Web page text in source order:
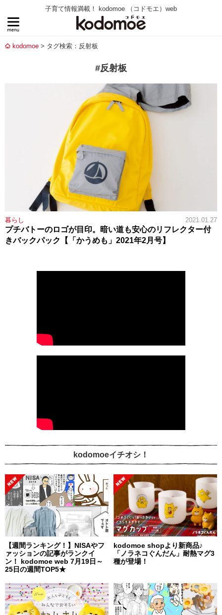
子育て情報満載！ kodomoe （コドモエ）web
kodomoe タグ検索：反射板
#反射板
暮らし 2021.01.27
プチバトーのロゴが目印。暗い道も安心のリフレクター付
きバックパック【「かうめも」2021年2月号】
kodomoeイチオシ！
【週間ランキング！】NISAやフ
ァッションの記事がランクイ
ン！ kodomoe web 7月19日～
25日の週間TOP5★
kodomoe shopより新商品♪
「ノラネコぐんだん」耐熱マグ3
種が登場！